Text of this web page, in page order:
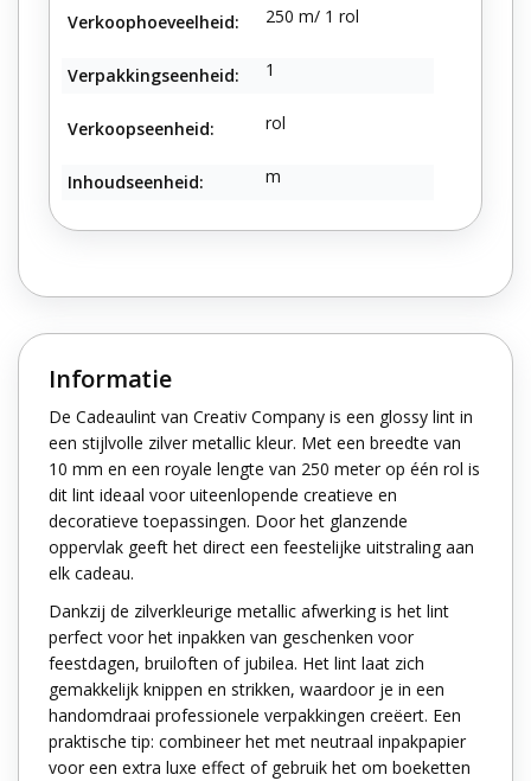
Verkoophoeveelheid: 250 m/ 1 rol
Verpakkingseenheid: 1
Verkoopseenheid: rol
Inhoudseenheid: m
Informatie
De Cadeaulint van Creativ Company is een glossy lint in
een stijlvolle zilver metallic kleur. Met een breedte van
10 mm en een royale lengte van 250 meter op één rol is
dit lint ideaal voor uiteenlopende creatieve en
decoratieve toepassingen. Door het glanzende
oppervlak geeft het direct een feestelijke uitstraling aan
elk cadeau.
Dankzij de zilverkleurige metallic afwerking is het lint
perfect voor het inpakken van geschenken voor
feestdagen, bruiloften of jubilea. Het lint laat zich
gemakkelijk knippen en strikken, waardoor je in een
handomdraai professionele verpakkingen creëert. Een
praktische tip: combineer het met neutraal inpakpapier
voor een extra luxe effect of gebruik het om boeketten